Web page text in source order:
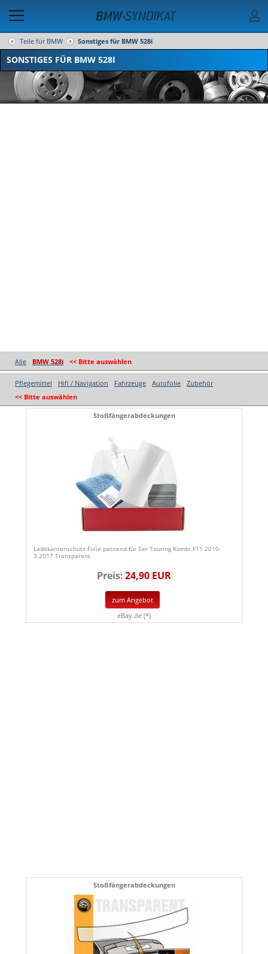
Teile für BMW Sonstiges für BMW 528i
SONSTIGES FÜR BMW 528I
Alle BMW 528i << Bitte auswählen
Pflegemittel Hifi / Navigation Fahrzeuge Autofolie
Zubehör
<< Bitte auswählen
Stoßfängerabdeckungen
Ladekantenschutz Folie passend für 5er Touring Kombi F11 2010-
3.2017 Transparent
Preis:24,90 EUR
zum Angebot
eBay.de (*)
Stoßfängerabdeckungen